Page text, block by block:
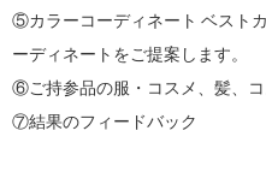
⑤カラーコーディネート ベスト
ーディネートをご提案します。
⑥ご持参品の服・コスメ、髪、
⑦結果のフィードバック